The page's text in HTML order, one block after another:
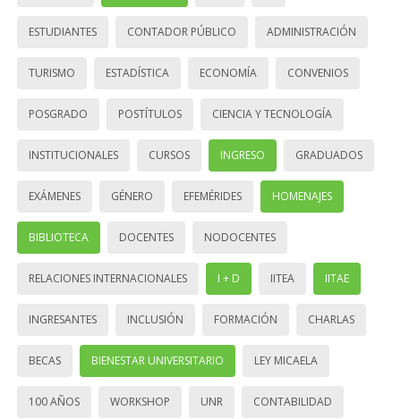
ESTUDIANTES CONTADOR PÚBLICO ADMINISTRACIÓN
TURISMO ESTADÍSTICA ECONOMÍA CONVENIOS
POSGRADO POSTÍTULOS CIENCIA Y TECNOLOGÍA
INSTITUCIONALES CURSOS INGRESO GRADUADOS
EXÁMENES GÉNERO EFEMÉRIDES HOMENAJES
BIBLIOTECA DOCENTES NODOCENTES
RELACIONES INTERNACIONALES I + D IITEA IITAE
INGRESANTES INCLUSIÓN FORMACIÓN CHARLAS
BECAS BIENESTAR UNIVERSITARIO LEY MICAELA
100 AÑOS WORKSHOP UNR CONTABILIDAD